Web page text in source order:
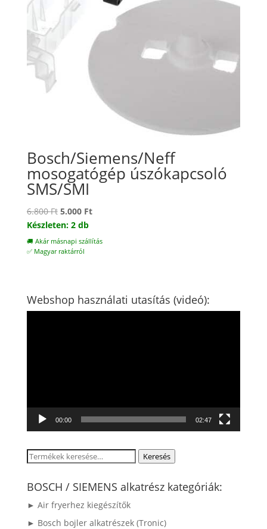
Bosch/Siemens/Neff
mosogatógép úszókapcsoló
SMS/SMI
6.800Ft Original
price
was:
6.800 Ft.
5.000 FtCurrent
is:
Készleten: 2 db
🚚 Akár másnapi szállítás
✅ Magyar raktárról
Webshop használati utasítás (videó):
00:00 02:47
Keresés
következőre:
Keresés
BOSCH / SIEMENS alkatrész kategóriák:
► Air fryerhez kiegészítők
► Bosch bojler alkatrészek (Tronic)